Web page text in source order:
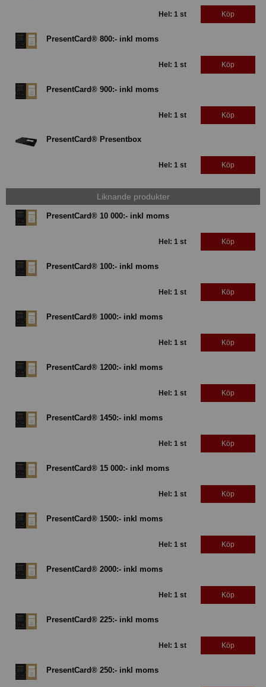
Hel: 1 st Köp
PresentCard® 800:- inkl moms
Hel: 1 st Köp
PresentCard® 900:- inkl moms
Hel: 1 st Köp
PresentCard® Presentbox
Hel: 1 st Köp
Liknande produkter
PresentCard® 10 000:- inkl moms
Hel: 1 st Köp
PresentCard® 100:- inkl moms
Hel: 1 st Köp
PresentCard® 1000:- inkl moms
Hel: 1 st Köp
PresentCard® 1200:- inkl moms
Hel: 1 st Köp
PresentCard® 1450:- inkl moms
Hel: 1 st Köp
PresentCard® 15 000:- inkl moms
Hel: 1 st Köp
PresentCard® 1500:- inkl moms
Hel: 1 st Köp
PresentCard® 2000:- inkl moms
Hel: 1 st Köp
PresentCard® 225:- inkl moms
Hel: 1 st Köp
PresentCard® 250:- inkl moms